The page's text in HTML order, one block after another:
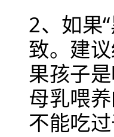
2、如果
致。建
果孩子
母乳喂
不能吃